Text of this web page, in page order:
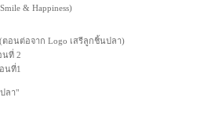
& Happiness)
อนต่อจาก Logo เสรีลูกชิ้นปลา)
นที่ 2
นที่1
ลา"